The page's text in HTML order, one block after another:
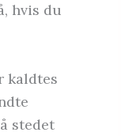
hvis du
kaldtes
stedet